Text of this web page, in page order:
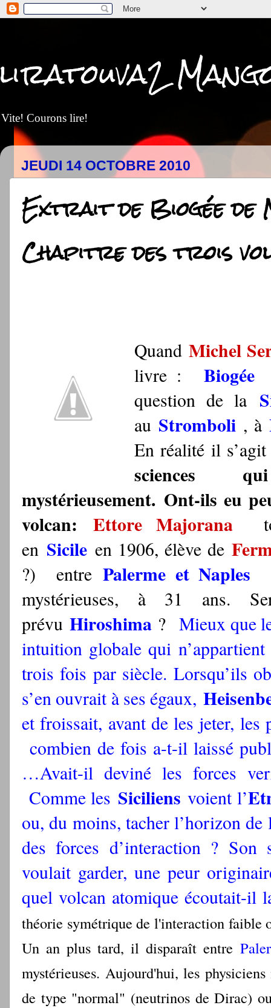
liratouva2
Vite! Courons lire!
JEUDI 14 OCTOBRE 2010
Extrait de Biogée de
Chapitre des trois
QuandMichel
livre : Biogée
question de la
au Stromboli , à
En réalité il
sciences
mystérieusement. Ont-ils eu
volcan: Ettore Majorana
en Sicileen 1906, élève de
?) entrePalerme et Naples
mystérieuses, à 31 ans.
prévu Hiroshima ? Mieux que
intuition globale qui
trois fois par siècle. Lorsqu’ils
s’en ouvrait à ses égaux,
et froissait, avant de les jeter,
combien de fois a-t-il laissé
…Avait-il deviné les forces
Comme les Siciliens voient l’
ou, du moins, tacher l’horizon
des forces d’interaction ? Son
voulait garder, une peur
quel volcan atomique écoutait-
théorie symétrique de l'interaction faible
Un an plus tard, il disparaît entre
mystérieuses. Aujourd'hui, les
de type "normal" (neutrinos de Dirac)